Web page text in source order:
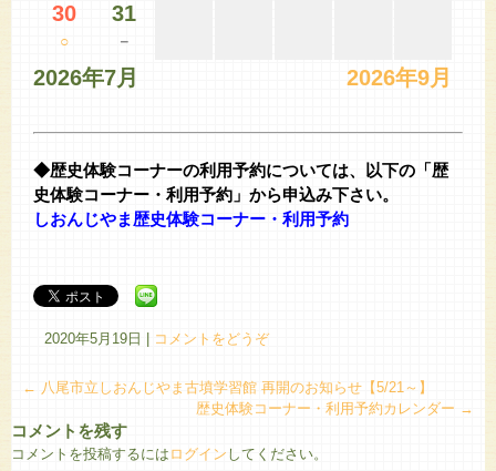
30
○
31
－
2026年7月 2026年9月
◆歴史体験コーナーの利用予約については、以下の「歴
史体験コーナー・利用予約」から申込み下さい。
しおんじやま歴史体験コーナー・利用予約
2020年5月19日 コメントをどうぞ
← 八尾市立しおんじやま古墳学習館 再開のお知らせ【5/21～】
歴史体験コーナー・利用予約カレンダー →
コメントを残す
コメントを投稿するには ログイン してください。